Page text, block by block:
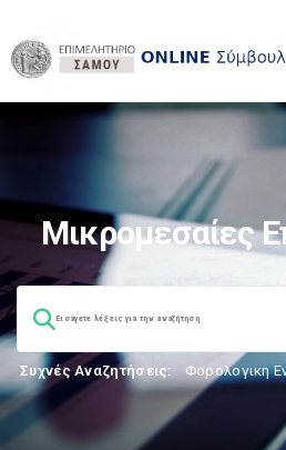
Μικρομεσαίες
Συχνές Αναζητήσεις: Φορολογικη